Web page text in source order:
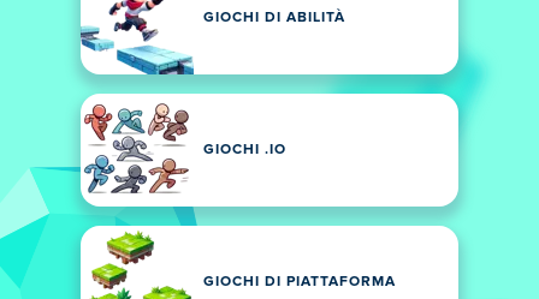
GIOCHI DI ABILITÀ
GIOCHI .IO
GIOCHI DI PIATTAFORMA